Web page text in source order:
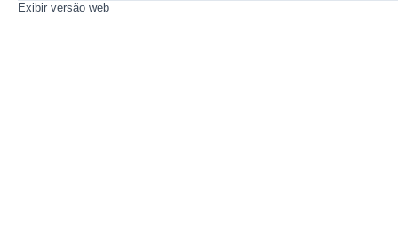
Exibir versão web